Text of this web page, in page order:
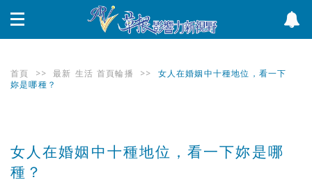
首頁 >> 最新 生活 首頁輪播 >>
女人在婚姻中十種地位，看一下
妳是哪種？
女人在婚姻中十種地位，看一下妳是哪
種？